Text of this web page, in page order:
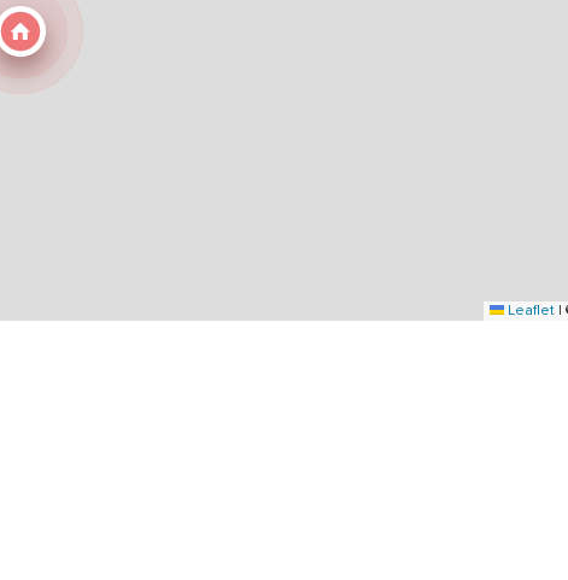
Leaflet |